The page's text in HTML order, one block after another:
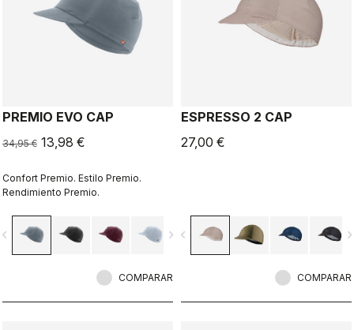
PREMIO EVO CAP
34,95 € 13,98 €
Confort Premio. Estilo Premio.
Rendimiento Premio.
navigate_next
COMPARAR
ESPRESSO 2 CAP
27,00 €
navigate_before
COMPARAR